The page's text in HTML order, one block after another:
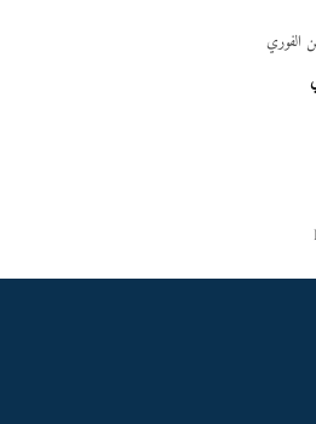
الفوري